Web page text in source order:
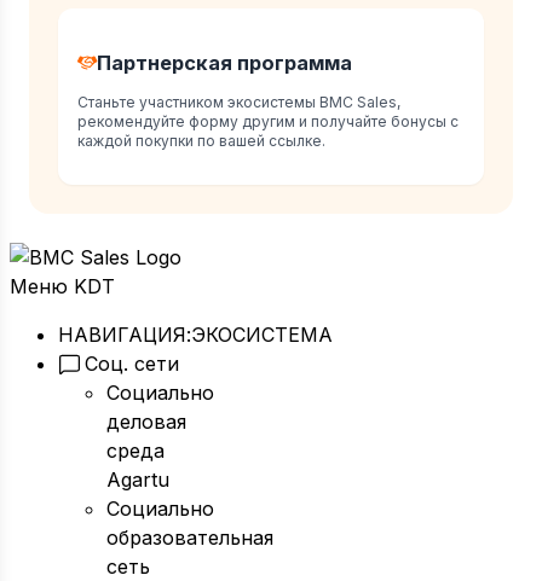
Партнерская программа
Станьте участником экосистемы BMC Sales,
рекомендуйте форму другим и получайте бонусы с
каждой покупки по вашей ссылке.
Меню KDT
НАВИГАЦИЯ:ЭКОСИСТЕМА
Соц. сети
Социально
деловая
среда
Agartu
Социально
образовательная
сеть